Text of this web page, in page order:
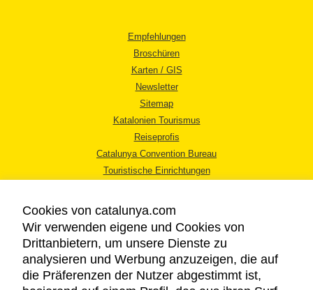
Empfehlungen
Broschüren
Karten / GIS
Newsletter
Sitemap
Katalonien Tourismus
Reiseprofis
Catalunya Convention Bureau
Touristische Einrichtungen
RECHTLICHER HINWEIS
Cookies von catalunya.com
Wir verwenden eigene und Cookies von
Drittanbietern, um unsere Dienste zu
analysieren und Werbung anzuzeigen, die auf
die Präferenzen der Nutzer abgestimmt ist,